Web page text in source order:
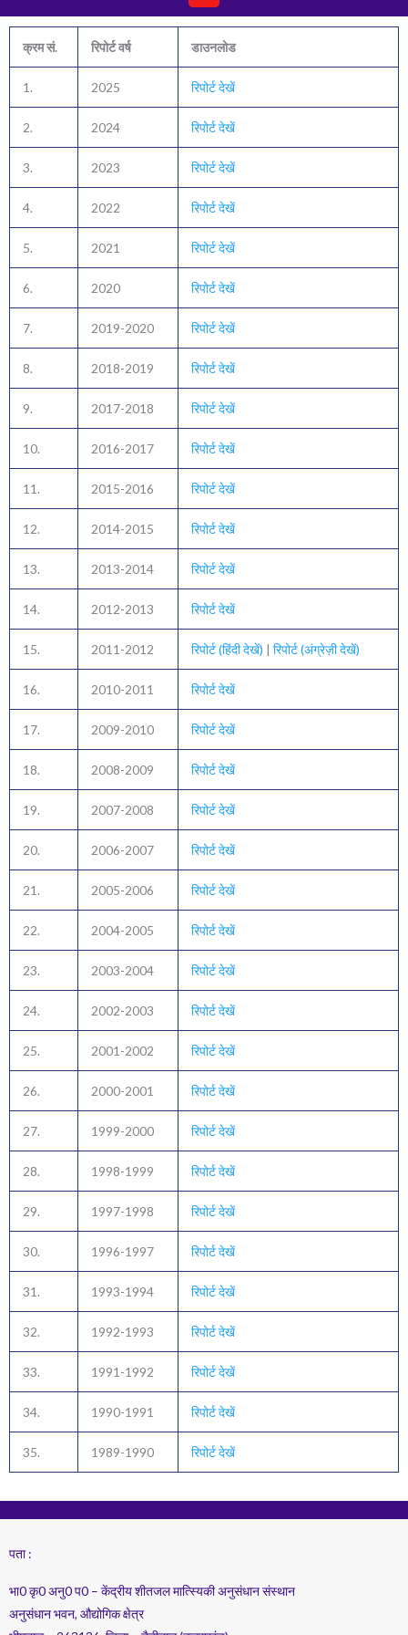
क्रम सं. रिपोर्ट वर्ष डाउनलोड
1. 2025 रिपोर्ट देखें
2. 2024 रिपोर्ट देखें
3. 2023 रिपोर्ट देखें
4. 2022 रिपोर्ट देखें
5. 2021 रिपोर्ट देखें
6. 2020 रिपोर्ट देखें
7. 2019-2020 रिपोर्ट देखें
8. 2018-2019 रिपोर्ट देखें
9. 2017-2018 रिपोर्ट देखें
10. 2016-2017 रिपोर्ट देखें
11. 2015-2016 रिपोर्ट देखें
12. 2014-2015 रिपोर्ट देखें
13. 2013-2014 रिपोर्ट देखें
14. 2012-2013 रिपोर्ट देखें
15. 2011-2012 रिपोर्ट (हिंदी देखें) | रिपोर्ट (अंग्रेज़ी देखें)
16. 2010-2011 रिपोर्ट देखें
17. 2009-2010 रिपोर्ट देखें
18. 2008-2009 रिपोर्ट देखें
19. 2007-2008 रिपोर्ट देखें
20. 2006-2007 रिपोर्ट देखें
21. 2005-2006 रिपोर्ट देखें
22. 2004-2005 रिपोर्ट देखें
23. 2003-2004 रिपोर्ट देखें
24. 2002-2003 रिपोर्ट देखें
25. 2001-2002 रिपोर्ट देखें
26. 2000-2001 रिपोर्ट देखें
27. 1999-2000 रिपोर्ट देखें
28. 1998-1999 रिपोर्ट देखें
29. 1997-1998 रिपोर्ट देखें
30. 1996-1997 रिपोर्ट देखें
31. 1993-1994 रिपोर्ट देखें
32. 1992-1993 रिपोर्ट देखें
33. 1991-1992 रिपोर्ट देखें
34. 1990-1991 रिपोर्ट देखें
35. 1989-1990 रिपोर्ट देखें
पता :
भा0 कृ0 अनु0 प0 – केंद्रीय शीतजल मात्स्यिकी अनुसंधान संस्थान
अनुसंधान भवन, औद्योगिक क्षेत्र